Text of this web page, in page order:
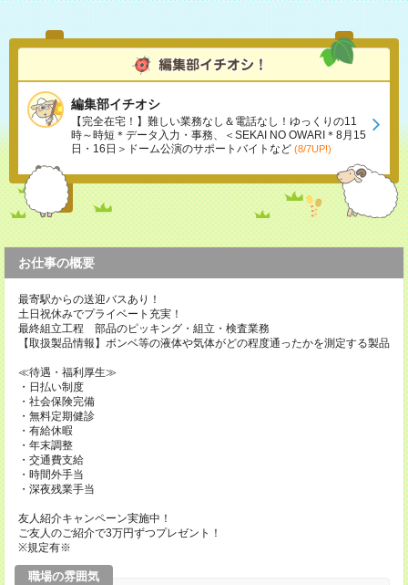
編集部イチオシ
【完全在宅！】難しい業務なし＆電話なし！ゆっくりの11
時～時短＊データ入力・事務、＜SEKAI NO OWARI＊8月15
日・16日＞ドーム公演のサポートバイトなど (8/7UP!)
お仕事の概要
最寄駅からの送迎バスあり！
土日祝休みでプライベート充実！
最終組立工程 部品のピッキング・組立・検査業務
【取扱製品情報】ボンベ等の液体や気体がどの程度通ったかを測定する製品
≪待遇・福利厚生≫
・日払い制度
・社会保険完備
・無料定期健診
・有給休暇
・年末調整
・交通費支給
・時間外手当
・深夜残業手当
友人紹介キャンペーン実施中！
ご友人のご紹介で3万円ずつプレゼント！
※規定有※
職場の雰囲気